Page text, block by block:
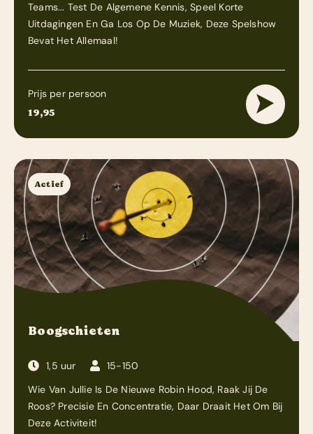
Teams... Test De Algemene Kennis, Speel Korte
Uitdagingen En Ga Los Op De Muziek, Deze Spelshow
Bevat Het Allemaal!
Prijs per persoon
19,95
Actief
Boogschieten
1,5 uur
15-150
Wie Van Jullie Is De Nieuwe Robin Hood, Raak Jij De
Roos? Precisie En Concentratie, Daar Draait Het Om Bij
Deze Activiteit!